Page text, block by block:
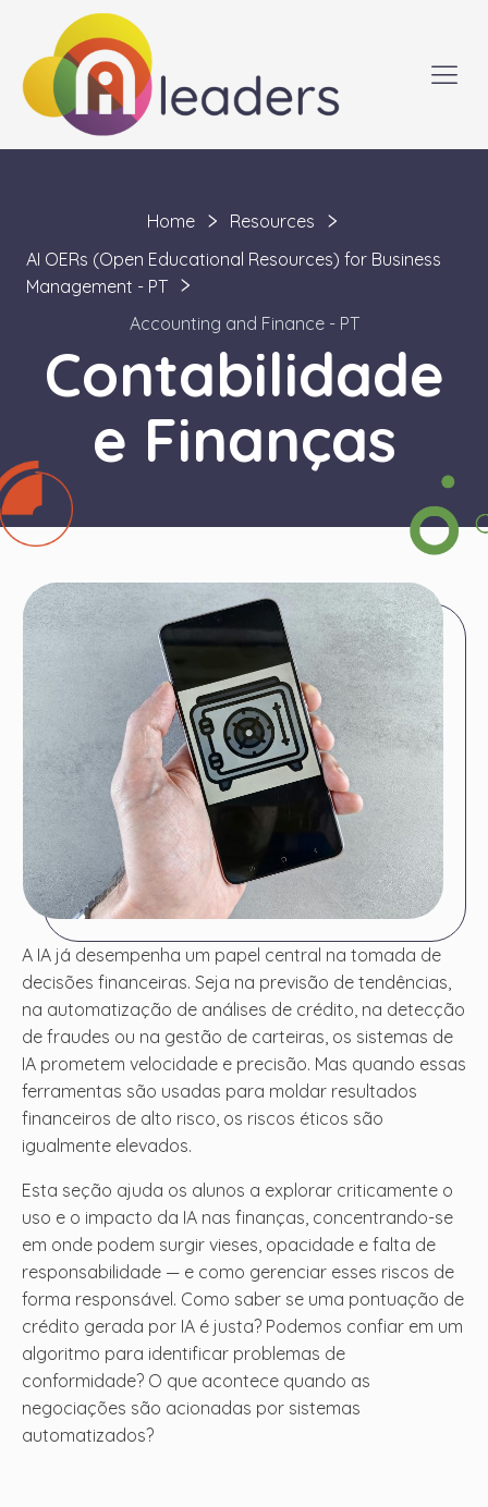
Home
Resources
AI OERs (Open Educational Resources) for Business
Management - PT
Accounting and Finance - PT
Contabilidade
e Finanças
A IA já desempenha um papel central na tomada de
decisões financeiras. Seja na previsão de tendências,
na automatização de análises de crédito, na detecção
de fraudes ou na gestão de carteiras, os sistemas de
IA prometem velocidade e precisão. Mas quando essas
ferramentas são usadas para moldar resultados
financeiros de alto risco, os riscos éticos são
igualmente elevados.
Esta seção ajuda os alunos a explorar criticamente o
uso e o impacto da IA ​​nas finanças, concentrando-se
em onde podem surgir vieses, opacidade e falta de
responsabilidade — e como gerenciar esses riscos de
forma responsável. Como saber se uma pontuação de
crédito gerada por IA é justa? Podemos confiar em um
algoritmo para identificar problemas de
conformidade? O que acontece quando as
negociações são acionadas por sistemas
automatizados?